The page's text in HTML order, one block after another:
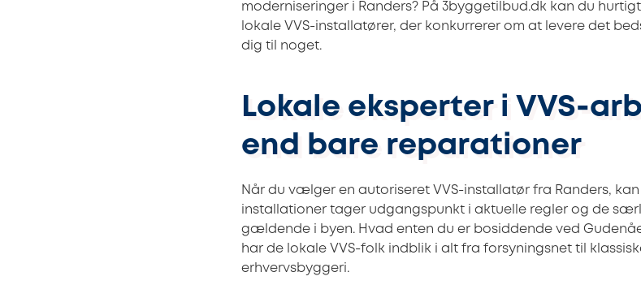
moderniseringer i Randers? På 3byggetilbud.dk kan du
lokale VVS-installatører, der konkurrerer om at levere det
dig til noget.
Lokale eksperter i VVS-
end bare reparationer
Når du vælger en autoriseret VVS-installatør fra Randers,
installationer tager udgangspunkt i aktuelle regler og de
gældende i byen. Hvad enten du er bosiddende ved
har de lokale VVS-folk indblik i alt fra forsyningsnet til
erhvervsbyggeri.